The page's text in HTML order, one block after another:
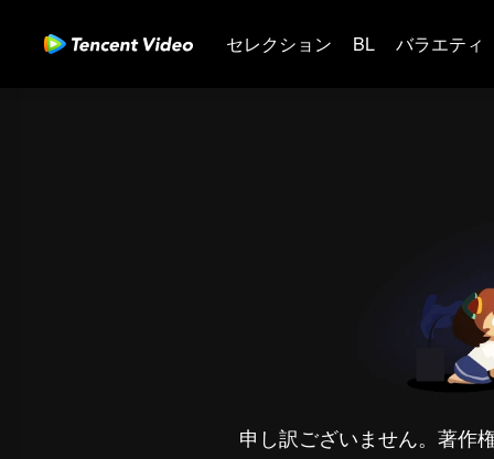
セレクション BL バラエティ
申し訳ございません。著作